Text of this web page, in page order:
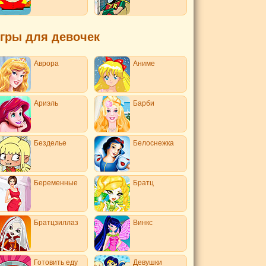
для девочек
Аврора Аниме
Ариэль Барби
Безделье Белоснежка
Беременные Братц
Братцзиллаз Винкс
Готовить еду Девушки